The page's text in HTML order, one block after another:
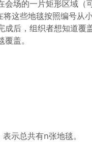
会场的一片矩形区域
这些地毯按照编号从
后，组织者想知道
盖。
示总共有n张地毯。